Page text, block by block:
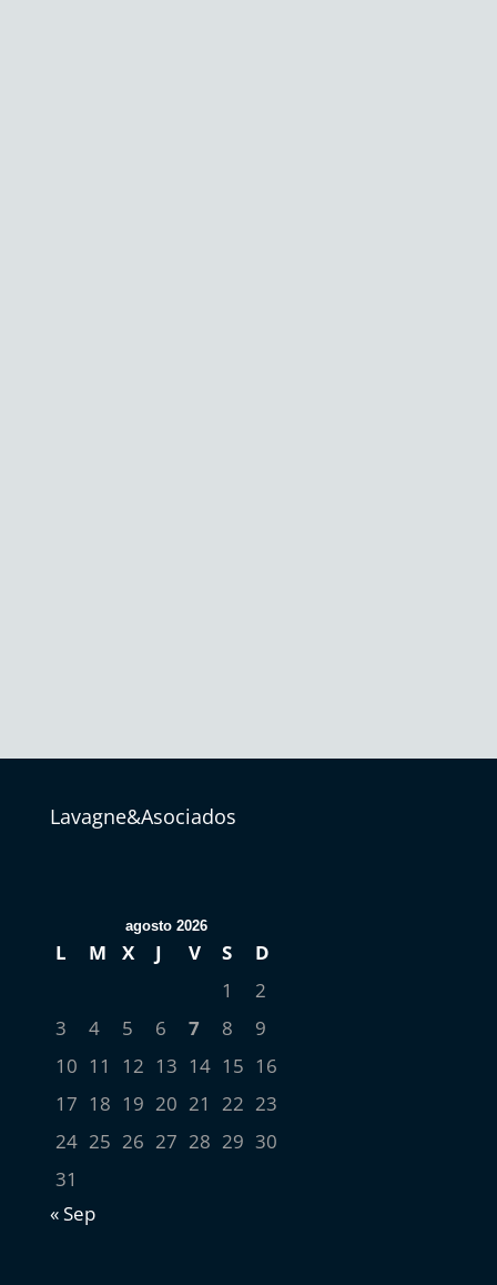
Lavagne&Asociados
agosto 2026
L M X J V S
D
1
2
3
4 5 6 7 8
9
10 11 12 13 14 15 16
17 18 19 20 21 22 23
24 25 26 27 28 29 30
31
« Sep